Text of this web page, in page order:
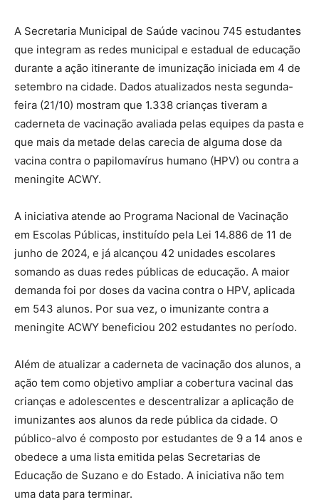
A Secretaria Municipal de Saúde vacinou 745 estudantes
que integram as redes municipal e estadual de educação
durante a ação itinerante de imunização iniciada em 4 de
setembro na cidade. Dados atualizados nesta segunda-
feira (21/10) mostram que 1.338 crianças tiveram a
caderneta de vacinação avaliada pelas equipes da pasta e
que mais da metade delas carecia de alguma dose da
vacina contra o papilomavírus humano (HPV) ou contra a
meningite ACWY.
A iniciativa atende ao Programa Nacional de Vacinação
em Escolas Públicas, instituído pela Lei 14.886 de 11 de
junho de 2024, e já alcançou 42 unidades escolares
somando as duas redes públicas de educação. A maior
demanda foi por doses da vacina contra o HPV, aplicada
em 543 alunos. Por sua vez, o imunizante contra a
meningite ACWY beneficiou 202 estudantes no período.
Além de atualizar a caderneta de vacinação dos alunos, a
ação tem como objetivo ampliar a cobertura vacinal das
crianças e adolescentes e descentralizar a aplicação de
imunizantes aos alunos da rede pública da cidade. O
público-alvo é composto por estudantes de 9 a 14 anos e
obedece a uma lista emitida pelas Secretarias de
Educação de Suzano e do Estado. A iniciativa não tem
uma data para terminar.